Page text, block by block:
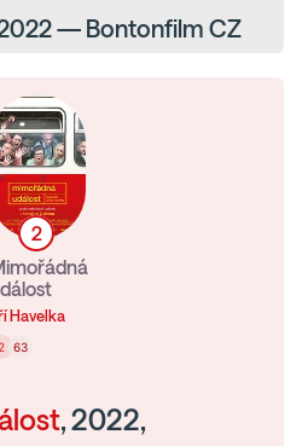
— Bontonfilm CZ
2
Havelka
2 63
, 2022,